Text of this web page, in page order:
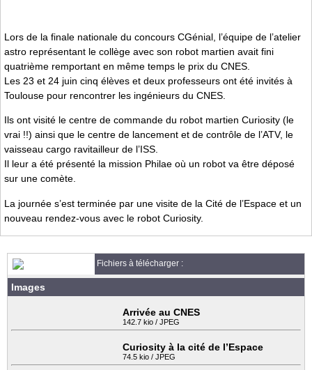
Lors de la finale nationale du concours CGénial, l’équipe de l’atelier
astro représentant le collège avec son robot martien avait fini
quatrième remportant en même temps le prix du CNES.
Les 23 et 24 juin cinq élèves et deux professeurs ont été invités à
Toulouse pour rencontrer les ingénieurs du CNES.
Ils ont visité le centre de commande du robot martien Curiosity (le
vrai !!) ainsi que le centre de lancement et de contrôle de l’ATV, le
vaisseau cargo ravitailleur de l’ISS.
Il leur a été présenté la mission Philae où un robot va être déposé
sur une comète.
La journée s’est terminée par une visite de la Cité de l’Espace et un
nouveau rendez-vous avec le robot Curiosity.
Fichiers à télécharger :
Images
Arrivée au CNES
142.7 kio / JPEG
Curiosity à la cité de l’Espace
74.5 kio / JPEG